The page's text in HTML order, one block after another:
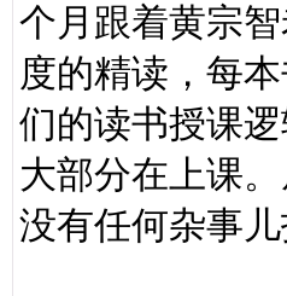
个月跟着黄宗
度的精读，每
们的读书授课
大部分在上课
没有任何杂事